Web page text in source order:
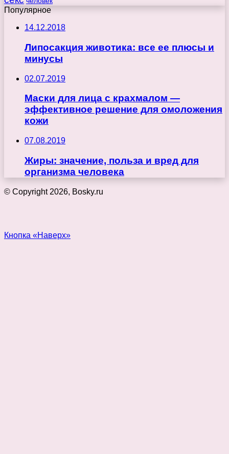
Популярное
14.12.2018
Липосакция животика: все ее плюсы и
минусы
02.07.2019
Маски для лица с крахмалом —
эффективное решение для омоложения
кожи
07.08.2019
Жиры: значение, польза и вред для
организма человека
© Copyright 2026, Bosky.ru
Кнопка «Наверх»